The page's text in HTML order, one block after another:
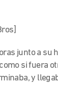
junto a su
si fuera
y